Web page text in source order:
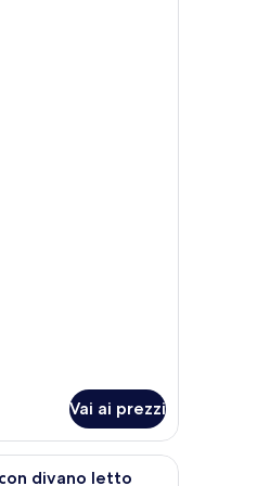
Vai ai prezzi
moderna camera d'hotel con un ampio
divano letto